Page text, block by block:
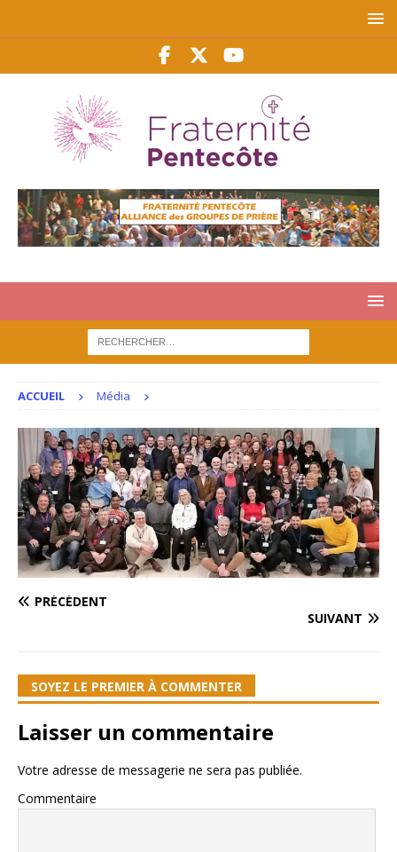
ACCUEIL Média
PRÉCÉDENT
SUIVANT
SOYEZ LE PREMIER À COMMENTER
Laisser un commentaire
Votre adresse de messagerie ne sera pas publiée.
Commentaire